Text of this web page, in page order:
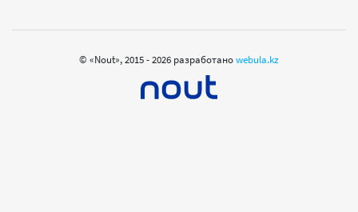
© «Nout», 2015 - 2026 разработаноwebula.kz